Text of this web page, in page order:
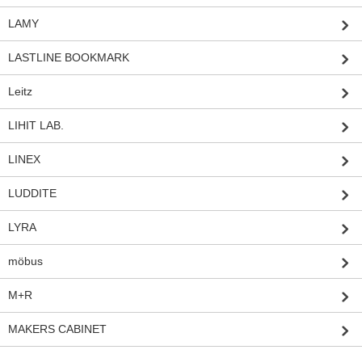
LAMY
LASTLINE BOOKMARK
Leitz
LIHIT LAB.
LINEX
LUDDITE
LYRA
möbus
M+R
MAKERS CABINET